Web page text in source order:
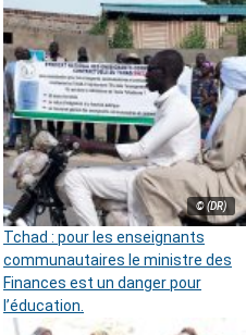
© (DR)
Tchad : pour les enseignants
communautaires le ministre des
Finances est un danger pour
l’éducation.